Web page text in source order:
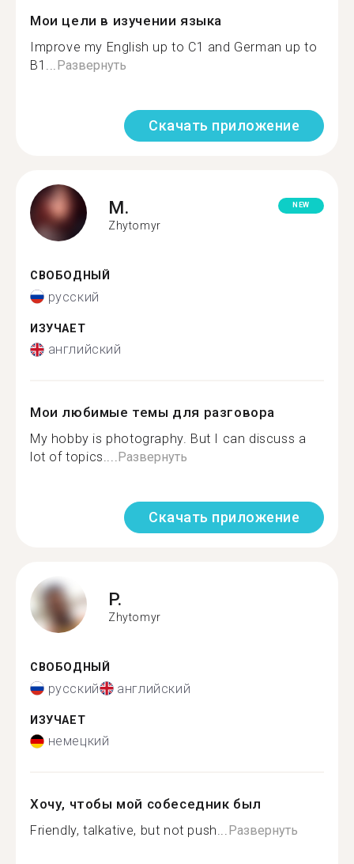
Мои цели в изучении языка
Improve my English up to C1 and German up to
B1...Развернуть
Скачать приложение
M.
Zhytomyr
NEW
СВОБОДНЫЙ
русский
ИЗУЧАЕТ
английский
Мои любимые темы для разговора
My hobby is photography. But I can discuss a
lot of topics....Развернуть
Скачать приложение
P.
Zhytomyr
СВОБОДНЫЙ
русский английский
ИЗУЧАЕТ
немецкий
Хочу, чтобы мой собеседник был
Friendly, talkative, but not push...Развернуть